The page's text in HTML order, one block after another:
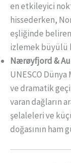
en etkileyici
hissederken,
eşliğinde
izlemek büyülü
Nærøyfjord &
UNESCO
ve dramatik
varan dağların
şelaleleri ve
doğasının ham